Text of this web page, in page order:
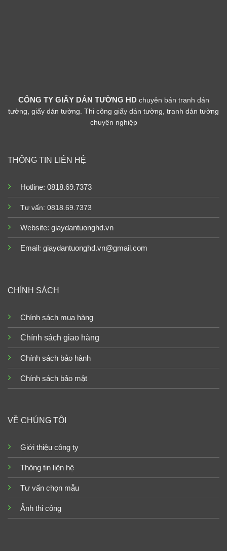
CÔNG TY GIẤY DÁN TƯỜNG HD chuyên bán tranh dán
tường, giấy dán tường. Thi công giấy dán tường, tranh dán tường
chuyên nghiệp
THÔNG TIN LIÊN HỆ
Hotline: 0818.69.7373
Tư vấn: 0818.69.7373
Website: giaydantuonghd.vn
Email: giaydantuonghd.vn@gmail.com
CHÍNH SÁCH
Chính sách mua hàng
Chính sách giao hàng
Chính sách bảo hành
Chính sách bảo mật
VỀ CHÚNG TÔI
Giới thiệu công ty
Thông tin liên hệ
Tư vấn chọn mẫu
Ảnh thi công